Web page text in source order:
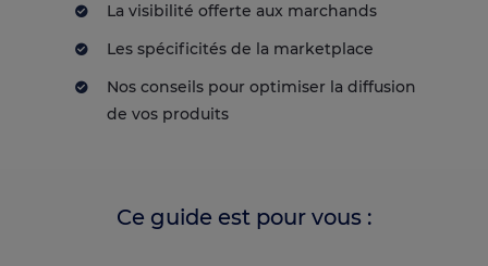
La visibilité offerte aux marchands
Les spécificités de la marketplace
Nos conseils pour optimiser la diffusion
de vos produits
Ce guide est pour vous :